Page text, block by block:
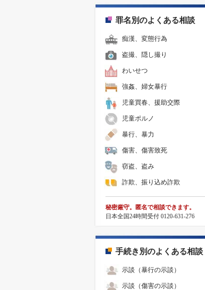
罪名別のよくある相談
痴漢、変態行為
盗撮、隠し撮り
わいせつ
強姦、婦女暴行
児童買春、援助交際
児童ポルノ
暴行、暴力
傷害、傷害致死
窃盗、盗み
詐欺、振り込め詐欺
秘密厳守。匿名で相談できます。
日本全国24時間受付 0120-631-276
手続き別のよくある相談
示談（暴行の示談）
示談（傷害の示談）